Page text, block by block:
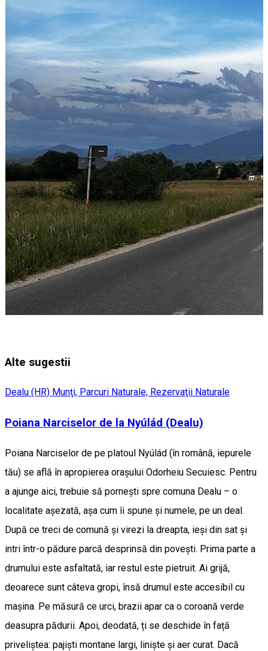
Alte sugestii
Dealu (HR) Munţi, Parcuri Naturale, Rezervaţii Naturale
Poiana Narciselor de la Nyúlád (Dealu)
Poiana Narciselor de pe platoul Nyúlád (în română, iepurele
tău) se află în apropierea orașului Odorheiu Secuiesc. Pentru
a ajunge aici, trebuie să pornești spre comuna Dealu – o
localitate așezată, așa cum îi spune și numele, pe un deal.
După ce treci de comună și virezi la dreapta, ieși din sat și
intri într-o pădure parcă desprinsă din povești. Prima parte a
drumului este asfaltată, iar restul este pietruit. Ai grijă,
deoarece sunt câteva gropi, însă drumul este accesibil cu
mașina. Pe măsură ce urci, brazii apar ca o coroană verde
deasupra pădurii. Apoi, deodată, ți se deschide în față
priveliștea: pajiști montane largi, liniște și aer curat. Dacă